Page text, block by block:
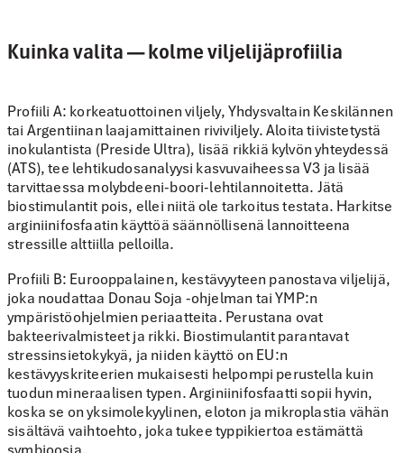
Kuinka valita — kolme viljelijäprofiilia
Profiili A: korkeatuottoinen viljely, Yhdysvaltain Keskilännen
tai Argentiinan laajamittainen riviviljely.Aloita tiivistetystä
inokulantista (Preside Ultra), lisää rikkiä kylvön yhteydessä
(ATS), tee lehtikudosanalyysi kasvuvaiheessa V3 ja lisää
tarvittaessa molybdeeni-boori-lehtilannoitetta. Jätä
biostimulantit pois, ellei niitä ole tarkoitus testata. Harkitse
arginiinifosfaatin käyttöä säännöllisenä lannoitteena
stressille alttiilla pelloilla.
Profiili B: Eurooppalainen, kestävyyteen panostava viljelijä,
joka noudattaa Donau Soja -ohjelman tai YMP:n
ympäristöohjelmien periaatteita. Perustana ovat
bakteerivalmisteet ja rikki. Biostimulantit parantavat
stressinsietokykyä, ja niiden käyttö on EU:n
kestävyyskriteerien mukaisesti helpompi perustella kuin
tuodun mineraalisen typen. Arginiinifosfaatti sopii hyvin,
koska se on yksimolekyylinen, eloton ja mikroplastia vähän
sisältävä vaihtoehto, joka tukee typpikiertoa estämättä